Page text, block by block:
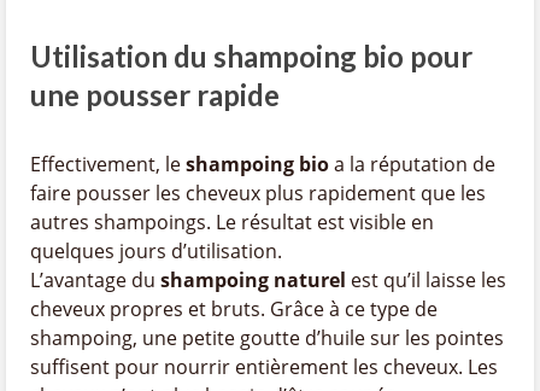
Utilisation du shampoing bio pour
une pousser rapide
Effectivement, leshampoing bioa la réputation de
faire pousser les cheveux plus rapidement que les
autres shampoings. Le résultat est visible en
quelques jours d’utilisation.
L’avantage du shampoing naturel est qu’il laisse les
cheveux propres et bruts. Grâce à ce type de
shampoing, une petite goutte d’huile sur les pointes
suffisent pour nourrir entièrement les cheveux. Les